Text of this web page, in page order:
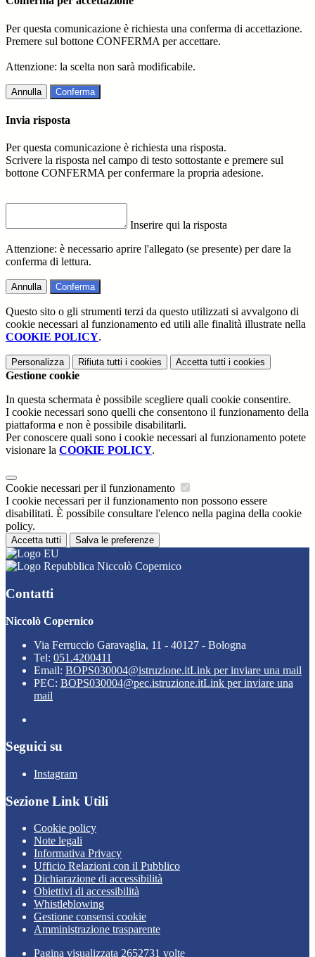
Per questa comunicazione è richiesta una conferma di accettazione.
Premere sul bottone CONFERMA per accettare.
Attenzione: la scelta non sarà modificabile.
Annulla Conferma
Invia risposta
Per questa comunicazione è richiesta una risposta.
Scrivere la risposta nel campo di testo sottostante e premere sul
bottone CONFERMA per confermare la propria adesione.
Inserire qui la risposta
Attenzione: è necessario aprire l'allegato (se presente) per dare la
conferma di lettura.
Annulla Conferma
Questo sito o gli strumenti terzi da questo utilizzati si avvalgono di
cookie necessari al funzionamento ed utili alle finalità illustrate nella
COOKIE POLICY.
Personalizza Rifiuta tutti i cookies Accetta tutti i cookies
Gestione cookie
In questa schermata è possibile scegliere quali cookie consentire.
I cookie necessari sono quelli che consentono il funzionamento della
piattaforma e non è possibile disabilitarli.
Per conoscere quali sono i cookie necessari al funzionamento potete
visionare la COOKIE POLICY.
Cookie necessari per il funzionamento
I cookie necessari per il funzionamento non possono essere
disabilitati. È possibile consultare l'elenco nella pagina della cookie
policy.
Accetta tutti Salva le preferenze
Niccolò Copernico
Contatti
Niccolò Copernico
Via Ferruccio Garavaglia, 11 - 40127 - Bologna
Tel: 051.4200411
Email: BOPS030004@istruzione.itLink per inviare una mail
PEC: BOPS030004@pec.istruzione.itLink per inviare una
mail
Seguici su
Instagram
Sezione Link Utili
Cookie policy
Note legali
Informativa Privacy
Ufficio Relazioni con il Pubblico
Dichiarazione di accessibilità
Obiettivi di accessibilità
Whistleblowing
Gestione consensi cookie
Amministrazione trasparente
Pagina visualizzata 2652731 volte